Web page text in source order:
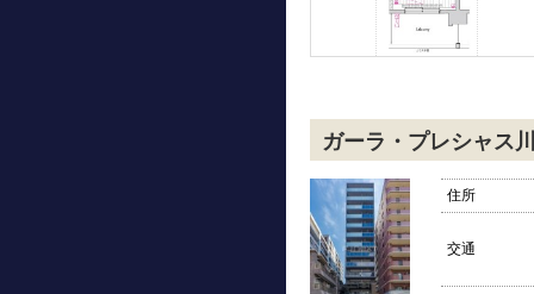
ガーラ・プレシャス
住所
交通